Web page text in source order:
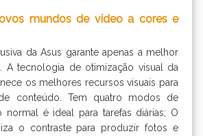
mundos de vídeo a cores e
da Asus garante apenas a melhor
A tecnologia de otimização visual da
os melhores recursos visuais para
conteúdo. Tem quatro modos de
é ideal para tarefas diárias; O
o contraste para produzir fotos e